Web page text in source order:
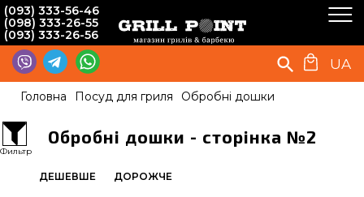
(093) 333-56-46
(098) 333-26-55
(093) 333-26-56
UA
Головна Посуд для гриля Обробні дошки
Обробні дошки - сторінка №2
ДЕШЕВШЕ ДОРОЖЧЕ
Фильтр